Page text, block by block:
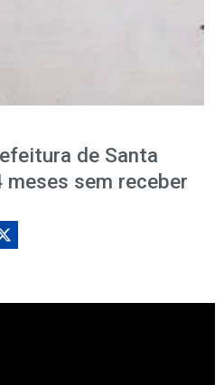
de Santa
sem receber